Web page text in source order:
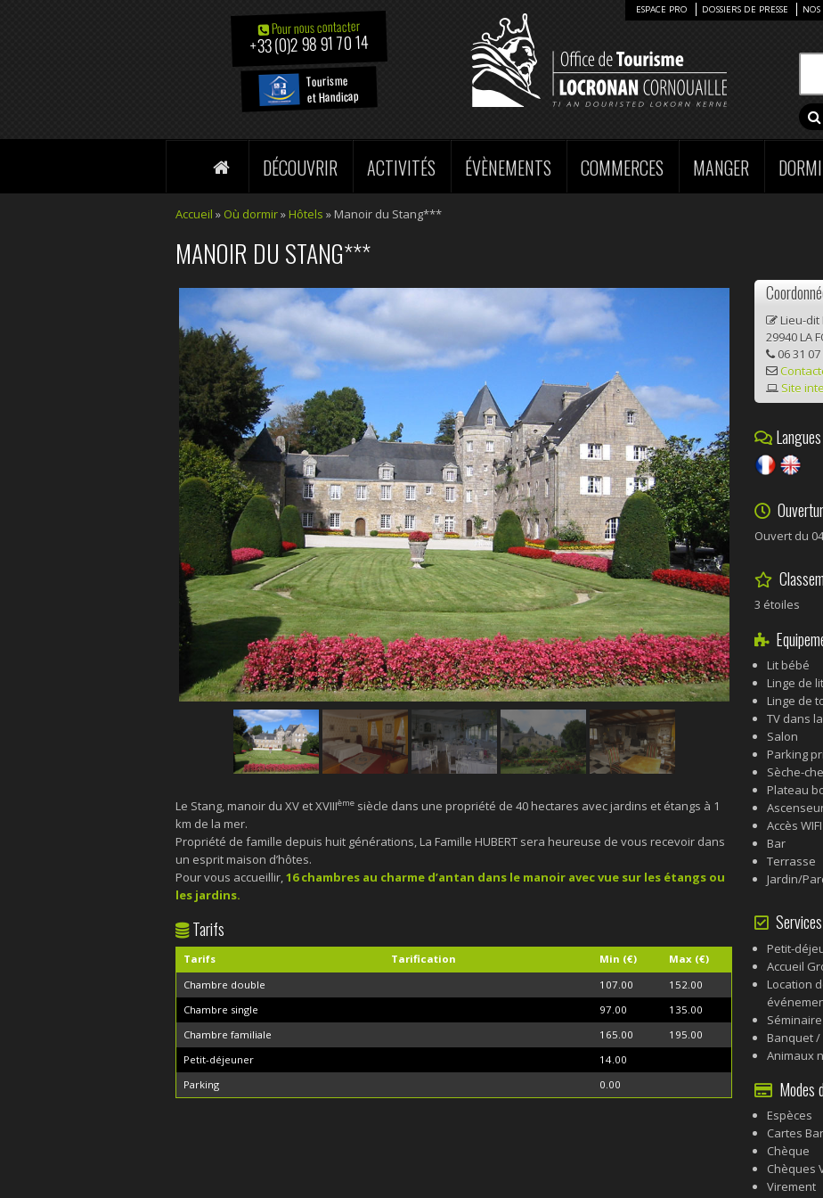
Pour nous contacter
+33 (0)2 98 91 70 14
Tourisme
et Handicap
ESPACE PRO DOSSIERS DE PRESSE
DÉCOUVRIR ACTIVITÉS ÉVÈNEMENTS COMMERCES MANGER
Accueil » Où dormir» Hôtels » Manoir du Stang***
MANOIR DU STANG***
Le Stang, manoir du XV et XVIIIèmesiècle dans une propriété de 40 hectares avec jardins et étangs à 1
km de la mer.
Propriété de famille depuis huit générations, La Famille HUBERT sera heureuse de vous recevoir dans
un esprit maison d’hôtes.
Pour vous accueillir,16 chambres au charme d’antan dans le manoir avec vue sur les étangs ou
les jardins.
Tarifs
Tarifs Tarification Min (€)
Max (€)
Chambre double
107.00
152.00
Chambre single
97.00
135.00
Chambre familiale
165.00
195.00
Petit-déjeuner
14.00
Parking
0.00
Lieu-dit
29940 LA
06 31 07
Site
Ouvert du
3 étoiles
Lit bébé
Linge de
Linge de
TV dans
Salon
Parking
Sèche-
Plateau
Accès WIFI
Bar
Terrasse
Jardin/
Services
Petit-
Accueil
Location
Séminaire
Banquet /
Animaux
Modes
Espèces
Cartes
Chèque
Chèques
Virement